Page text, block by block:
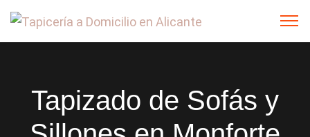
Tapizado de Sofás y